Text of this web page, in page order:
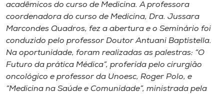
acadêmicos do curso de Medicina. A professora
coordenadora do curso de Medicina, Dra. Jussara
Marcondes Quadros, fez a abertura e o Seminário foi
conduzido pelo professor Doutor Antuani Baptistella.
Na oportunidade, foram realizadas as palestras: “O
Futuro da prática Médica”, proferida pelo cirurgião
oncológico e professor da Unoesc, Roger Polo, e
“Medicina na Saúde e Comunidade”, ministrada pela